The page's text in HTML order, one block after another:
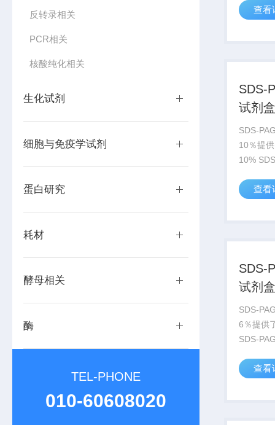
反转录相关
PCR相关
核酸纯化相关
生化试剂
细胞与免疫学试剂
蛋白研究
耗材
酵母相关
酶
TEL-PHONE
010-60608020
需自备
查看
SDS-
试剂
SDS-
10％提
10%
具和蒸
SDS-
查看
SDS-
试剂
SDS-
6％提供
SDS-
蒸馏水
PAGE快
查看